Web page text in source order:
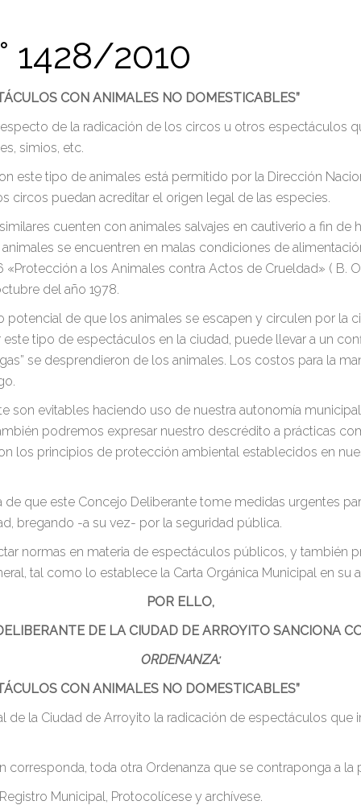
1428/2010
CON ANIMALES NO DOMESTICABLES”
de la radicación de los circos u otros espectáculos
simios, etc.
este tipo de animales está permitido por la Dirección
circos puedan acreditar el origen legal de las especies.
cuenten con animales salvajes en cautiverio a fin de
se encuentren en malas condiciones de
a los Animales contra Actos de Crueldad» ( B.
del año 1978.
potencial de que los animales se escapen y circulen por la
tipo de espectáculos en la ciudad, puede llevar a un
se desprendieron de los animales. Los costos para la
son evitables haciendo uso de nuestra autonomía
podremos expresar nuestro descrédito a prácticas
los principios de protección ambiental establecidos en
que este Concejo Deliberante tome medidas urgentes
bregando -a su vez- por la seguridad pública.
normas en materia de espectáculos públicos, y también
tal como lo establece la Carta Orgánica Municipal en su
POR ELLO,
DE LA CIUDAD DE ARROYITO SANCIONA
ORDENANZA:
CON ANIMALES NO DOMESTICABLES”
de la Ciudad de Arroyito la radicación de espectáculos
corresponda, toda otra Ordenanza que se contraponga a la
Municipal, Protocolícese y archívese.